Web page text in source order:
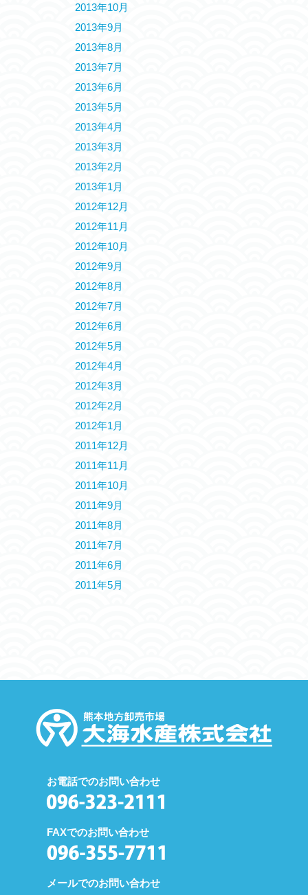
2013年10月
2013年9月
2013年8月
2013年7月
2013年6月
2013年5月
2013年4月
2013年3月
2013年2月
2013年1月
2012年12月
2012年11月
2012年10月
2012年9月
2012年8月
2012年7月
2012年6月
2012年5月
2012年4月
2012年3月
2012年2月
2012年1月
2011年12月
2011年11月
2011年10月
2011年9月
2011年8月
2011年7月
2011年6月
2011年5月
お電話でのお問い合わせ
FAXでのお問い合わせ
メールでのお問い合わせ